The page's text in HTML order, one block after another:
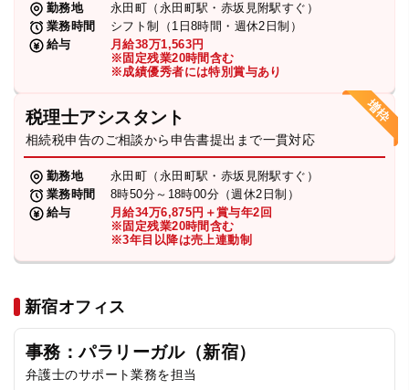
勤務地
永田町（永田町駅・赤坂見附駅すぐ）
業務時間
シフト制（1日8時間・週休2日制）
給与
月給38万1,563円
※固定残業20時間含む
※成績優秀者には特別賞与あり
税理士アシスタント
相続税申告のご相談から申告書提出まで一貫対応
勤務地
永田町（永田町駅・赤坂見附駅すぐ）
業務時間
8時50分～18時00分（週休2日制）
給与
月給34万6,875円＋賞与年2回
※固定残業20時間含む
※3年目以降は売上連動制
新宿オフィス
事務：パラリーガル（新宿）
弁護士のサポート業務を担当
相談先情報サイト
プライバシーポリシー
TikTok受賞 定義集 動画集